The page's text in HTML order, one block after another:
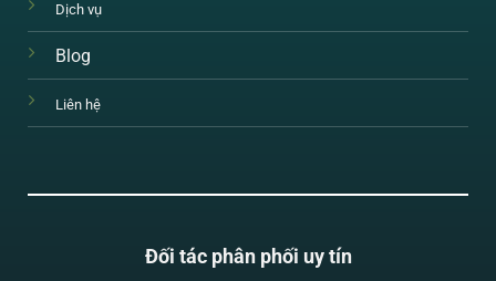
Dịch vụ
Blog
Liên hệ
Đối tác phân phối uy tín